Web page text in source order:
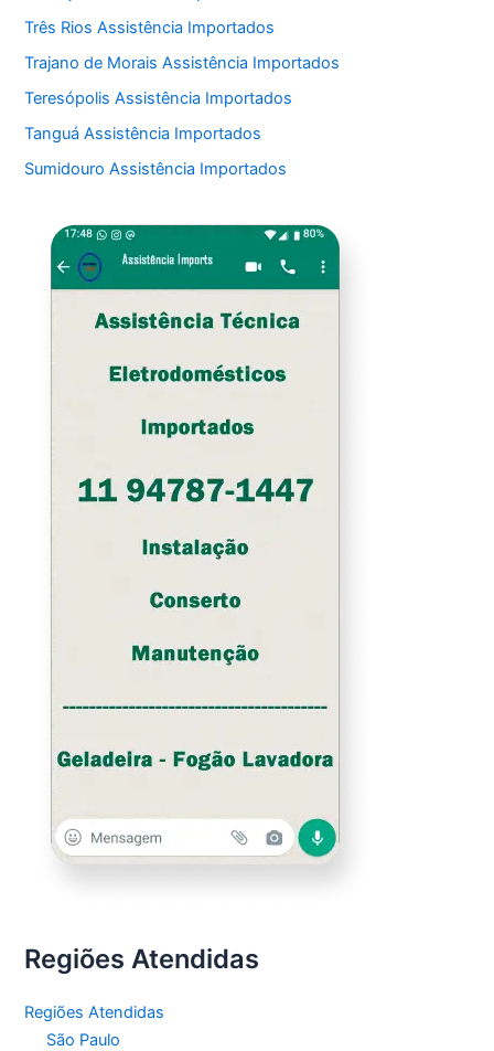
Três Rios Assistência Importados
Trajano de Morais Assistência Importados
Teresópolis Assistência Importados
Tanguá Assistência Importados
Sumidouro Assistência Importados
Regiões Atendidas
Regiões Atendidas
São Paulo